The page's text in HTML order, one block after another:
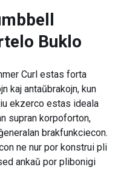
Buklo
Curl estas forta
kaj antaŭbrakojn, kun
ekzerco estas ideala
supran korpoforton,
brakfunkciecon.
ne nur por konstrui pli
ankaŭ por plibonigi